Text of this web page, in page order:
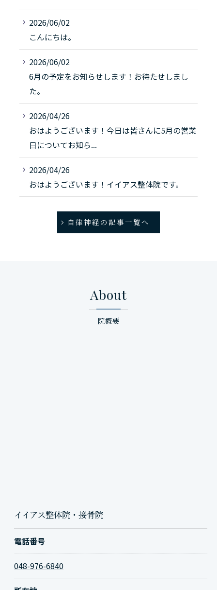
2026/06/02
こんにちは。
2026/06/02
6月の予定をお知らせします！お待たせしまし
た。
2026/04/26
おはようございます！今日は皆さんに5月の営業
日についてお知ら...
2026/04/26
おはようございます！イイアス整体院です。
自律神経の記事一覧へ
院概要
About
イイアス整体院・接骨院
電話番号
048-976-6840